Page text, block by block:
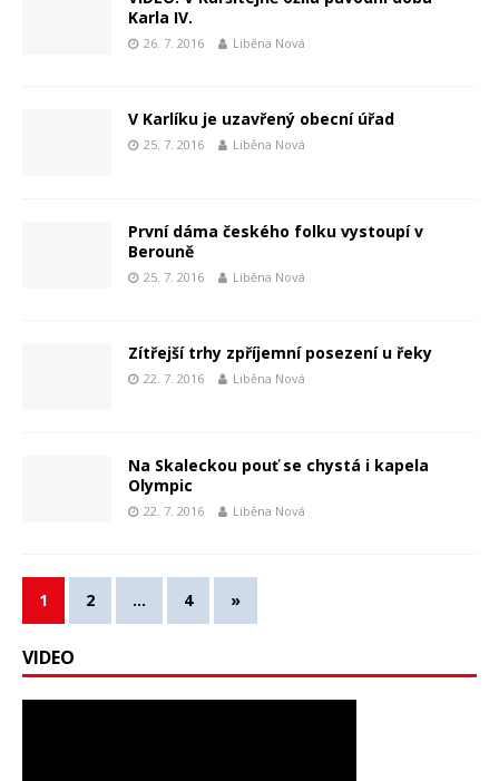
Karla IV.
26. 7. 2016 Liběna Nová
V Karlíku je uzavřený obecní úřad
25. 7. 2016 Liběna Nová
První dáma českého folku vystoupí v
Berouně
25. 7. 2016 Liběna Nová
Zítřejší trhy zpříjemní posezení u řeky
22. 7. 2016 Liběna Nová
Na Skaleckou pouť se chystá i kapela
Olympic
22. 7. 2016 Liběna Nová
1 2 … 4 »
VIDEO